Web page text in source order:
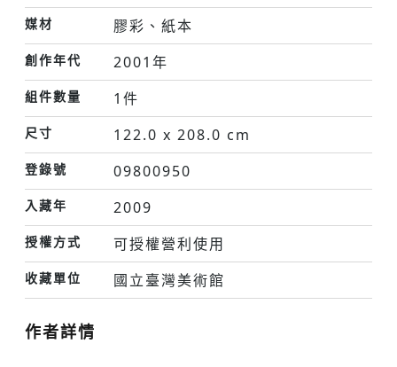
媒材 膠彩、紙本
創作年代 2001年
組件數量 1件
尺寸 122.0 x 208.0 cm
登錄號 09800950
入藏年 2009
授權方式 可授權營利使用
收藏單位 國立臺灣美術館
作者詳情